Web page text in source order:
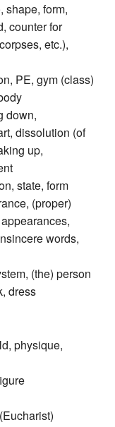
shape, form,
counter for
etc.),
PE, gym (class)
down,
dissolution (of
up,
state, form
(proper)
words,
(the) person
dress
physique,